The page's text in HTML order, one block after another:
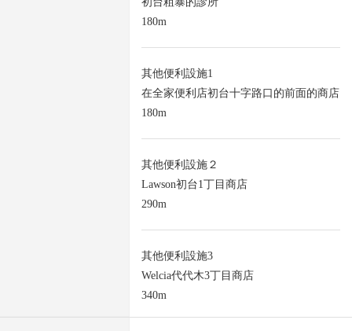
180m
其他便利設施1
在全家便利店初台十字路口的前面的商店
180m
其他便利設施２
Lawson初台1丁目商店
290m
其他便利設施3
Welcia代代木3丁目商店
340m